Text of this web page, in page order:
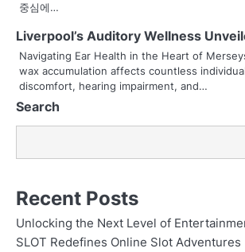
t
i
o
n
중심에…
Liverpool’s Auditory Wellness
Navigating Ear Health in the Heart of
wax accumulation affects countless
discomfort, hearing impairment, and…
Search
Recent Posts
Unlocking the Next Level of
SLOT Redefines Online Slot Adventures